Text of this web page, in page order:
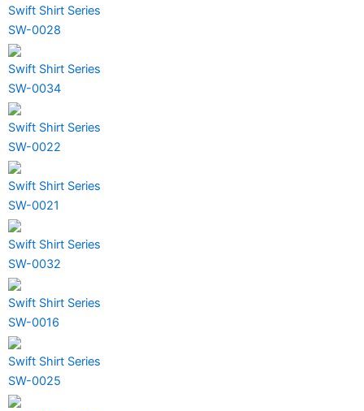
Swift Shirt Series
SW-0028
Swift Shirt Series
SW-0034
Swift Shirt Series
SW-0022
Swift Shirt Series
SW-0021
Swift Shirt Series
SW-0032
Swift Shirt Series
SW-0016
Swift Shirt Series
SW-0025